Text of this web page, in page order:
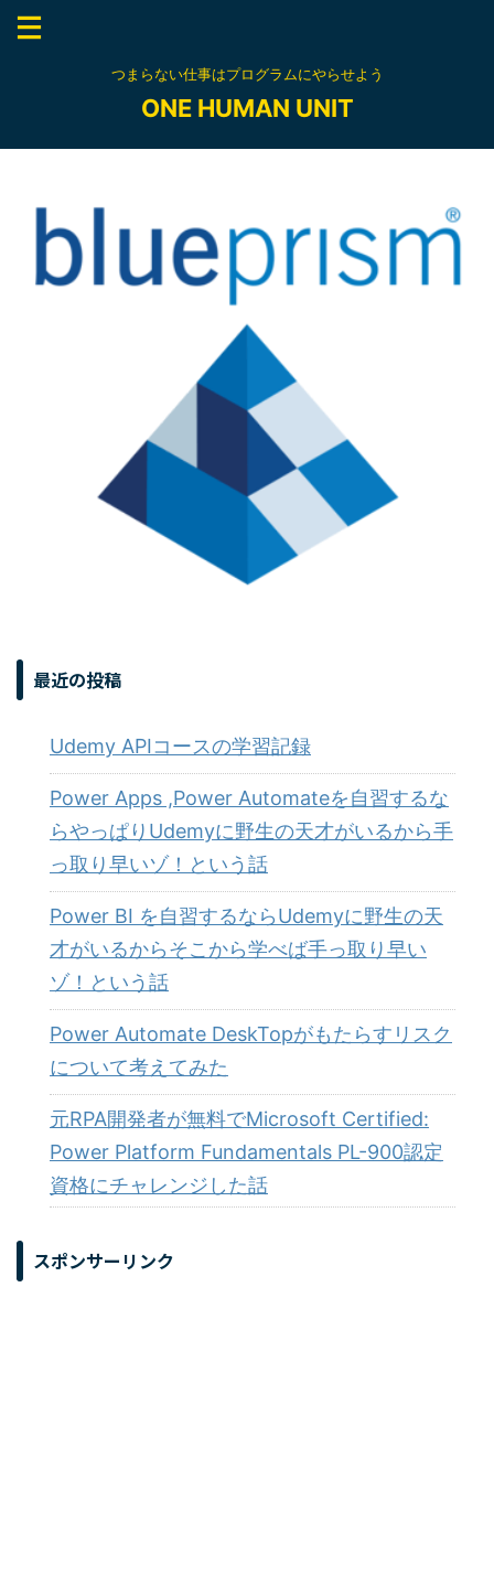
つまらない仕事はプログラムにやらせよう
ONE HUMAN UNIT
最近の投稿
Udemy APIコースの学習記録
Power Apps ,Power Automateを自習するな
らやっぱりUdemyに野生の天才がいるから手
っ取り早いゾ！という話
Power BI を自習するならUdemyに野生の天
才がいるからそこから学べば手っ取り早い
ゾ！という話
Power Automate DeskTopがもたらすリスク
について考えてみた
元RPA開発者が無料でMicrosoft Certified:
Power Platform Fundamentals PL-900認定
資格にチャレンジした話
スポンサーリンク